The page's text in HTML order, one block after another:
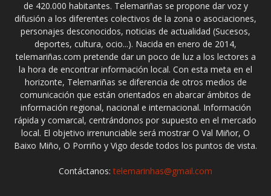
de 420.000 habitantes. Telemariñas se propone dar voz y
difusión a los diferentes colectivos de la zona o asociaciones,
personajes desconocidos, noticias de actualidad (Sucesos,
deportes, cultura, ocio...). Nacida en enero de 2014,
telemariñas.com pretende dar un poco de luz a los lectores a
la hora de encontrar información local. Con esta meta en el
horizonte, Telemariñas se diferencia de otros medios de
comunicación que están orientados en abarcar ámbitos de
información regional, nacional e internacional. Información
rápida y comarcal, centrándonos por supuesto en el mercado
local. El objetivo irrenunciable será mostrar O Val Miñor, O
Baixo Miño, O Porriño y Vigo desde todos los puntos de vista.
Contáctanos:telemarinhas@gmail.com